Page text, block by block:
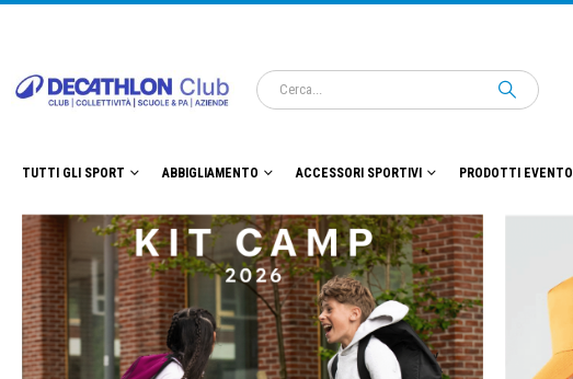
TUTTI GLI SPORT ABBIGLIAMENTO ACCESSORI SPORTIVI PRODOTTI EVENTO